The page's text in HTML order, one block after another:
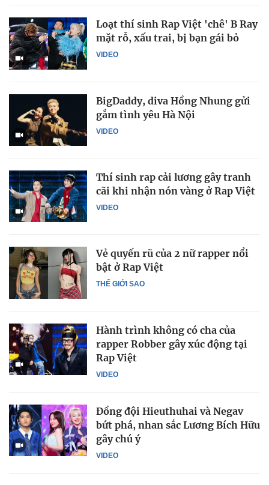
VIDEO
Loạt thí sinh Rap Việt 'chê' B Ray
mặt rỗ, xấu trai, bị bạn gái bỏ
VIDEO
BigDaddy, diva Hồng Nhung gửi
gắm tình yêu Hà Nội
VIDEO
Thí sinh rap cải lương gây tranh
cãi khi nhận nón vàng ở Rap Việt
THẾ GIỚI SAO
Vẻ quyến rũ của 2 nữ rapper nổi
bật ở Rap Việt
VIDEO
Hành trình không có cha của
rapper Robber gây xúc động tại
Rap Việt
VIDEO
Đồng đội Hieuthuhai và Negav
bứt phá, nhan sắc Lương Bích Hữu
gây chú ý